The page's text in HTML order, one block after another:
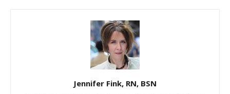
Jennifer Fink, RN, BSN